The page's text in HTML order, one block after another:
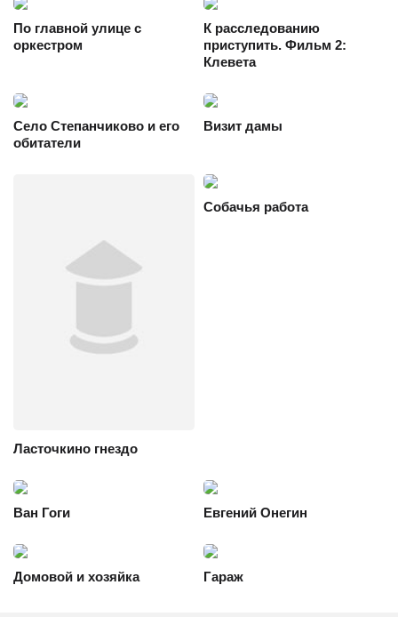
По главной улице с
оркестром
К расследованию
приступить. Фильм 2:
Клевета
Село Степанчиково и его
обитатели
Визит дамы
Ласточкино гнездо
Собачья работа
Ван Гоги Евгений Онегин
Домовой и хозяйка Гараж